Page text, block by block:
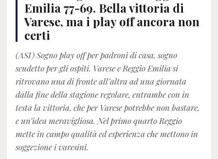
Emilia 77-69. Bella vittoria di
Varese, ma i play off ancora non
certi
(ASI) Sogno play off per padroni di casa, sogno
scudetto per gli ospiti. Varese e Reggio Emilia si
ritrovano una di fronte all’altra ad una giornata
dalla fine della stagione regolare, entrambe con in
testa la vittoria, che per Varese potrebbe non bastare,
e un’idea meravigliosa. Nel primo quarto Reggio
mette in campo qualità ed esperienza che mettono in
soggezione i varesini.